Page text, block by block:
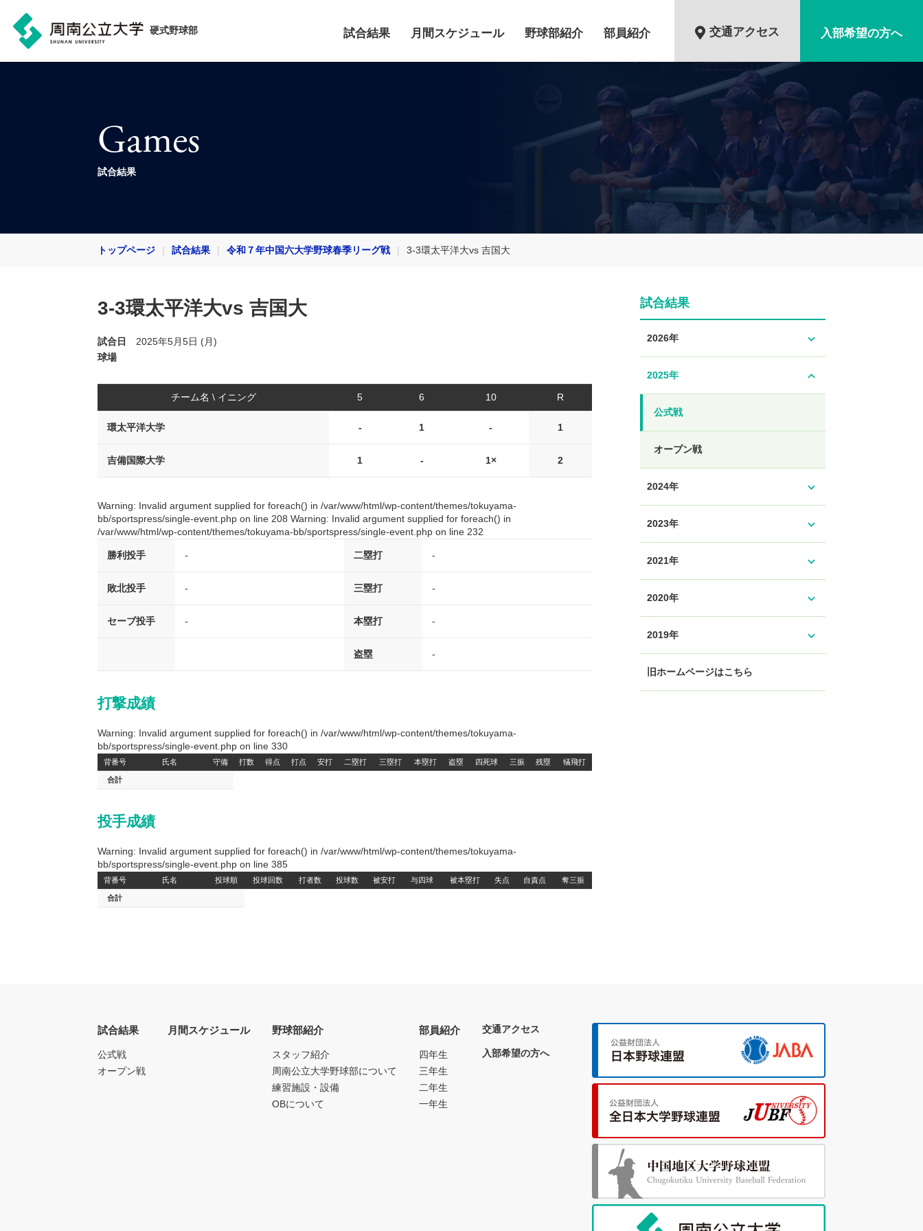
硬式野球部 試合結果 月間スケジュール 野球部紹介 部員紹介 交通アクセス 入部希望の方へ
Games
試合結果
トップページ 試合結果 令和７年中国六大学野球春季リーグ戦 3-3環太平洋大vs 吉国大
3-3環太平洋大vs 吉国大
試合日
2025年5月5日 (月)
球場
チーム名 \ イニング 5 6 10 R
環太平洋大学 - 1 - 1
吉備国際大学 1 - 1× 2
Warning: Invalid argument supplied for foreach() in /var/www/html/wp-content/themes/tokuyama-
bb/sportspress/single-event.php on line 208 Warning: Invalid argument supplied for foreach() in
/var/www/html/wp-content/themes/tokuyama-bb/sportspress/single-event.php on line 232
勝利投手 - 二塁打 -
敗北投手 - 三塁打 -
セーブ投手 - 本塁打 -
盗塁 -
打撃成績
Warning: Invalid argument supplied for foreach() in /var/www/html/wp-content/themes/tokuyama-
bb/sportspress/single-event.php on line 330
背番号 氏名 守備 打数 得点 打点 安打 二塁打 三塁打 本塁打 盗塁 四死球 三振 残塁 犠飛打
合計
投手成績
Warning: Invalid argument supplied for foreach() in /var/www/html/wp-content/themes/tokuyama-
bb/sportspress/single-event.php on line 385
背番号 氏名 投球順 投球回数 打者数 投球数 被安打 与四球 被本塁打 失点 自責点 奪三振
合計
試合結果
2026年 expand_more
2025年 expand_less
公式戦
オープン戦
2024年 expand_more
2023年 expand_more
2021年 expand_more
2020年 expand_more
2019年 expand_more
旧ホームページはこちら
試合結果
公式戦
オープン戦
月間スケジュール 野球部紹介
スタッフ紹介
周南公立大学野球部について
練習施設・設備
OBについて
部員紹介
四年生
三年生
二年生
一年生
交通アクセス
入部希望の方へ